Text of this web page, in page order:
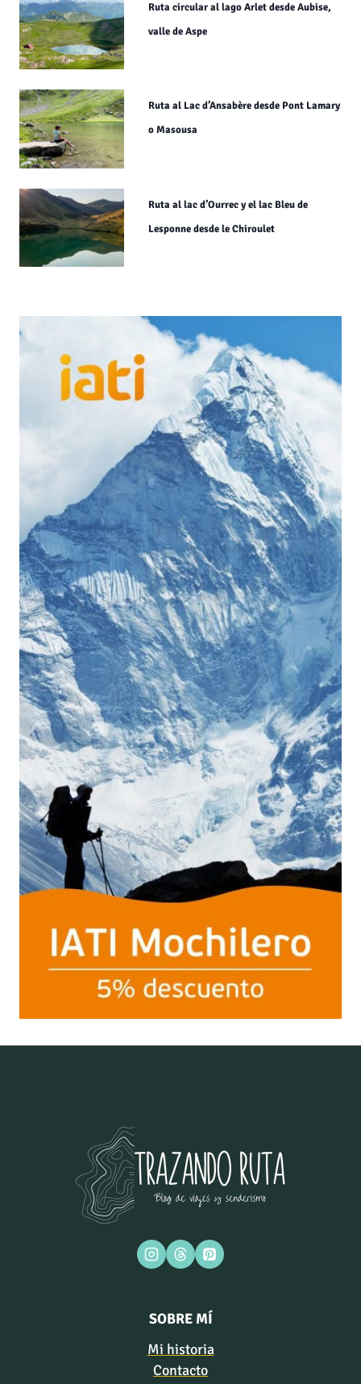
Ruta circular al lago Arlet desde Aubise,
valle de Aspe
Ruta al Lac d’Ansabère desde Pont Lamary
o Masousa
Ruta al lac d’Ourrec y el lac Bleu de
Lesponne desde le Chiroulet
SOBRE MÍ
Mi historia
Contacto